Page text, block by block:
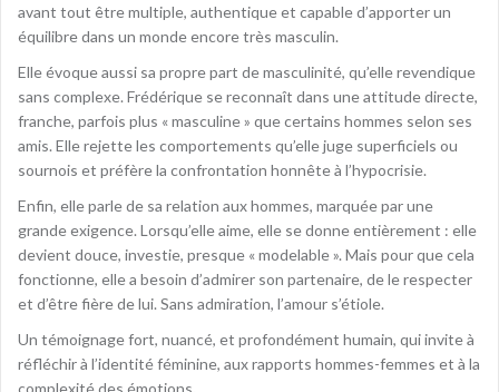
avant tout être multiple, authentique et capable d’apporter un
équilibre dans un monde encore très masculin.
Elle évoque aussi sa propre part de masculinité, qu’elle revendique
sans complexe. Frédérique se reconnaît dans une attitude directe,
franche, parfois plus « masculine » que certains hommes selon ses
amis. Elle rejette les comportements qu’elle juge superficiels ou
sournois et préfère la confrontation honnête à l’hypocrisie.
Enfin, elle parle de sa relation aux hommes, marquée par une
grande exigence. Lorsqu’elle aime, elle se donne entièrement : elle
devient douce, investie, presque « modelable ». Mais pour que cela
fonctionne, elle a besoin d’admirer son partenaire, de le respecter
et d’être fière de lui. Sans admiration, l’amour s’étiole.
Un témoignage fort, nuancé, et profondément humain, qui invite à
réfléchir à l’identité féminine, aux rapports hommes-femmes et à la
complexité des émotions.